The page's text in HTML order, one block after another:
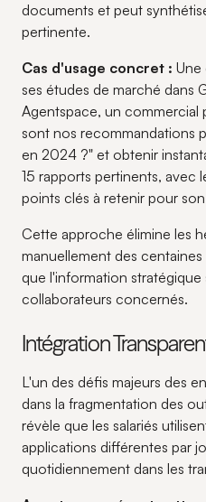
documents et peut
pertinente.
Cas d'usage concret : Une
ses études de marché dans
Agentspace, un commercial
sont nos recommandations
en 2024 ?" et obtenir
15 rapports pertinents, avec
points clés à retenir pour
Cette approche élimine les
manuellement des
que l'information stratégique
collaborateurs concernés.
Intégration
L'un des défis majeurs des
dans la fragmentation des
révèle que les salariés
applications différentes par
quotidiennement dans les